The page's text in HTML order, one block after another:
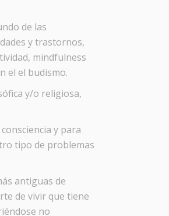
de las
y trastornos,
mindfulness
el el budismo.
y/o religiosa,
y para
tipo de problemas
antiguas de
de vivir que tiene
no